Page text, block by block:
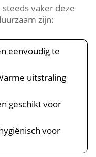
vaker deze
zijn:
eenvoudig te
uitstraling
geschikt voor
voor